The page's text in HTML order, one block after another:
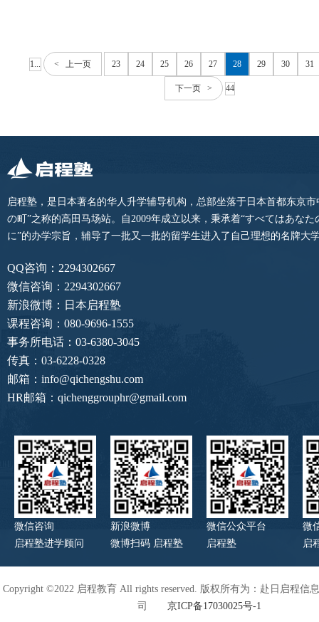
1... < 上一页 23 24 25 26 27 28 29 30 31
下一页 > 44
启程塾，是日本著名的华人升学辅导机构，总部坐落于日本首都东京市
の町”之称的高田马场站。自2009年成立以来，秉承着“すべてはあなた
に”的办学宗旨，辅导了一批又一批的留学生进入了自己理想的名牌大
QQ咨询：2294302667
微信咨询：2294302667
新浪微博：日本启程塾
课程咨询：080-9696-1555
事务所电话：03-6380-3045
传真：03-6228-0328
邮箱：info@qichengshu.com
HR邮箱：qichenggrouphr@gmail.com
微信咨询
启程塾进学顾问
新浪微博
微博扫码 启程塾
微信公众平台
启程塾
微
启
Copyright ©2022 启程教育 All rights reserved. 版权所有为：赴日启程信
司 京ICP备17030025号-1